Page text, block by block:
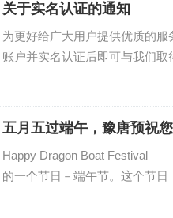
关于实名认证的通知
为更好给广大用户提供优质的
账户并实名认证后即可与我们取
五月五过端午，豫唐预祝
Happy Dragon Boat
的一个节日－端午节。这个节